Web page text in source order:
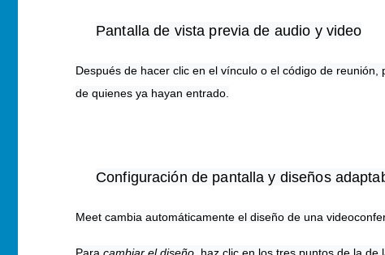
Pantalla de vista previa de audio y video
Después de hacer clic en el vínculo o el código de reunión,
de quienes ya hayan entrado.
Configuración de pantalla y diseños
Meet cambia automáticamente el diseño de una